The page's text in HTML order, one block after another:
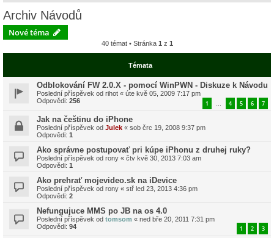
Archiv Návodů
Nové téma
40 témat • Stránka 1 z 1
Témata
Odblokování FW 2.0.X - pomocí WinPWN - Diskuze k Návodu
Poslední příspěvek od rihot « úte kvě 05, 2009 7:17 pm
Odpovědi: 256 1 … 4 5 6 7
Jak na češtinu do iPhone
Poslední příspěvek od Julek « sob črc 19, 2008 9:37 pm
Odpovědi: 1
Ako správne postupovať pri kúpe iPhonu z druhej ruky?
Poslední příspěvek od rony « čtv kvě 30, 2013 7:03 am
Odpovědi: 1
Ako prehrať mojevideo.sk na iDevice
Poslední příspěvek od rony « stř led 23, 2013 4:36 pm
Odpovědi: 2
Nefungujuce MMS po JB na os 4.0
Poslední příspěvek od tomsom « ned bře 20, 2011 7:31 pm
Odpovědi: 94 1 2 3